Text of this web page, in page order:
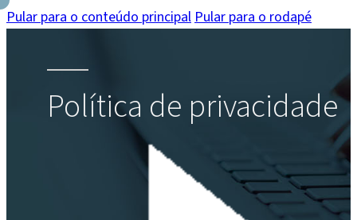
Pular para o conteúdo principalPular para o rodapé
Política de privacidade